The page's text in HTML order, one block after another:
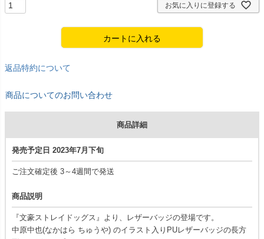
お気に入りに登録する
カートに入れる
返品特約について
商品についてのお問い合わせ
商品詳細
発売予定日 2023年7月下旬
ご注文確定後 3～4週間で発送
商品説明
『文豪ストレイドッグス』より、レザーバッジの登場です。
中原中也(なかはら ちゅうや) のイラスト入りPUレザーバッジの長方